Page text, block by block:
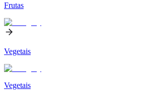
Frutas
Vegetais
Vegetais